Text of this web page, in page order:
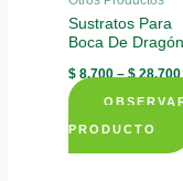
Sustratos Para
Boca De Dragón
$ 8.700–$28.700
PRODUCTO
This